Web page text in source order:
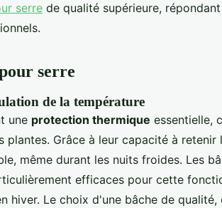
serre de qualité supérieure,
serre
de la température
une protection thermique essentielle,
Grâce à leur capacité à retenir
même durant les nuits froides. Les
efficaces pour cette
hiver. Le choix d'une bâche de qualité,